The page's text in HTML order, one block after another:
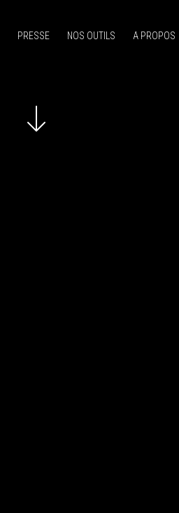
PRESSE NOS OUTILS A PROPOS